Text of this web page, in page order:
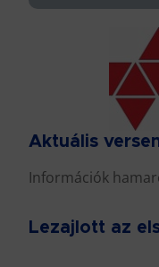
Aktuális
Információk
Lezajlott az